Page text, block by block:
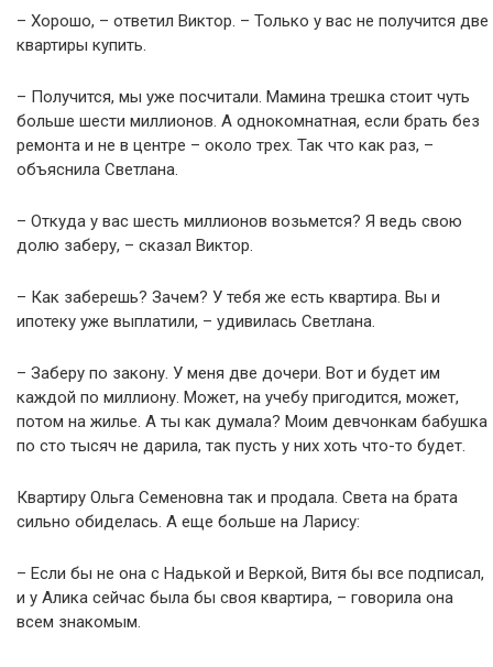
– Хорошо, – ответил Виктор. – Только у вас не получится две
квартиры купить.
– Получится, мы уже посчитали. Мамина трешка стоит чуть
больше шести миллионов. А однокомнатная, если брать без
ремонта и не в центре – около трех. Так что как раз, –
объяснила Светлана.
– Откуда у вас шесть миллионов возьмется? Я ведь свою
долю заберу, – сказал Виктор.
– Как заберешь? Зачем? У тебя же есть квартира. Вы и
ипотеку уже выплатили, – удивилась Светлана.
– Заберу по закону. У меня две дочери. Вот и будет им
каждой по миллиону. Может, на учебу пригодится, может,
потом на жилье. А ты как думала? Моим девчонкам бабушка
по сто тысяч не дарила, так пусть у них хоть что-то будет.
Квартиру Ольга Семеновна так и продала. Света на брата
сильно обиделась. А еще больше на Ларису:
– Если бы не она с Надькой и Веркой, Витя бы все подписал,
и у Алика сейчас была бы своя квартира, – говорила она
всем знакомым.